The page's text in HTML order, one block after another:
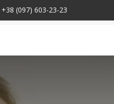
+38 (097) 603-23-23